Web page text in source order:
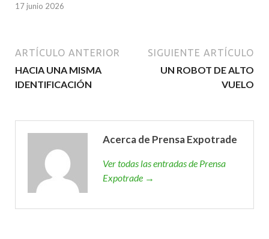
17 junio 2026
ARTÍCULO ANTERIOR
HACIA UNA MISMA
IDENTIFICACIÓN
SIGUIENTE ARTÍCULO
UN ROBOT DE ALTO
VUELO
Acerca de Prensa Expotrade
Ver todas las entradas de Prensa
Expotrade →